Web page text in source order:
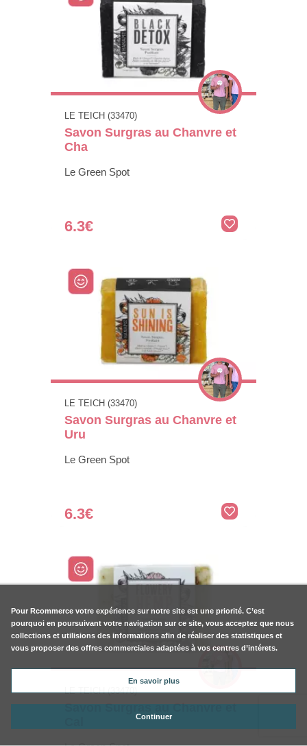
LE TEICH (33470)
Savon Surgras au Chanvre et
Cha
Le Green Spot
6.3€
LE TEICH (33470)
Savon Surgras au Chanvre et
Uru
Le Green Spot
6.3€
LE TEICH (33470)
Savon Surgras au Chanvre et
Pour Rcommerce votre expérience sur notre site est une priorité. C’est
pourquoi en poursuivant votre navigation sur ce site, vous acceptez que nous
collections et utilisions des informations afin de réaliser des statistiques et
vous proposer des offres commerciales adaptées à vos centres d’intérets.
En savoir plus
Continuer